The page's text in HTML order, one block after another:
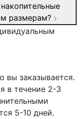
размерам?
вы заказывается.
в течение 2-3
5-10 дней.